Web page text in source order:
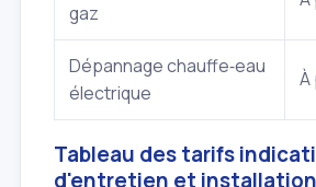
gaz
Dépannage chauffe‑eau
électrique
À
Tableau des tarifs
d'entretien et installation